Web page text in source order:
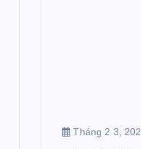
Tháng 2 3,